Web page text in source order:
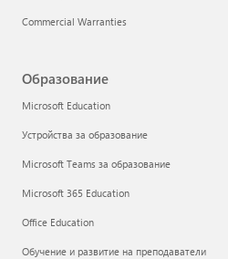
Commercial Warranties
Образование
Microsoft Education
Устройства за образование
Microsoft Teams за образование
Microsoft 365 Education
Office Education
Обучение и развитие на преподаватели